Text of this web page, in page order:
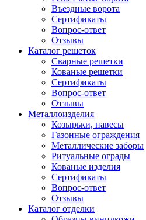
Въездные ворота
Сертификаты
Вопрос-ответ
Отзывы
Каталог решеток
Сварные решетки
Кованые решетки
Сертификаты
Вопрос-ответ
Отзывы
Металлоизделия
Козырьки, навесы
Газонные ограждения
Металлические заборы
Ритуальные ограды
Кованые изделия
Сертификаты
Вопрос-ответ
Отзывы
Каталог отделки